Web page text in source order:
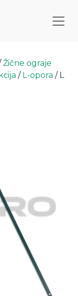
Žične ograje
/ L-opora / L